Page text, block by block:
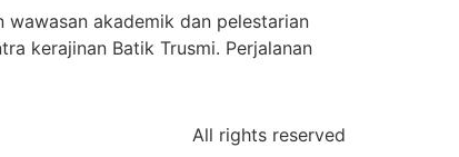
wawasan akademik dan pelestarian
kerajinan Batik Trusmi. Perjalanan
All rights reserved